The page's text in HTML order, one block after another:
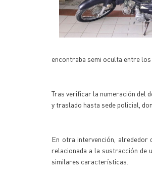
encontraba semi oculta entre los
Tras verificar la numeración del
y traslado hasta sede policial,
En otra intervención, alrededor
relacionada a la sustracción de
similares características.